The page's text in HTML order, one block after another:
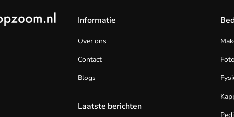
Informatie
Over ons
Contact
Blogs
Laatste berichten